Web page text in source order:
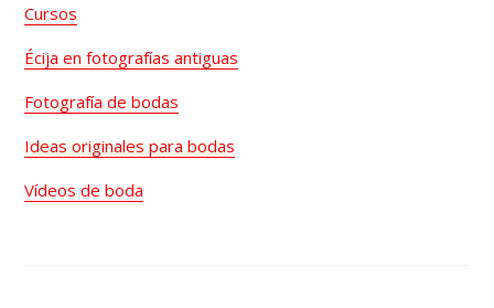
Cursos
Écija en fotografías antiguas
Fotografía de bodas
Ideas originales para bodas
Vídeos de boda